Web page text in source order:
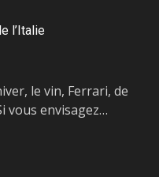
l’Italie
le vin, Ferrari, de
vous envisagez…